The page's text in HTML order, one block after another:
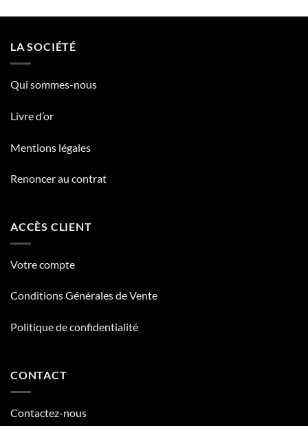
LA SOCIÉTÉ
Qui sommes-nous
Livre d’or
Mentions légales
Renoncer au contrat
ACCÈS CLIENT
Votre compte
Conditions Générales de Vente
Politique de confidentialité
CONTACT
Contactez-nous